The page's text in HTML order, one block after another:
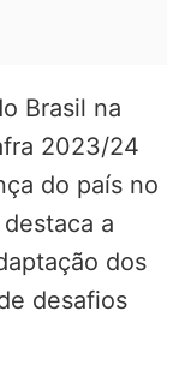
Brasil na
2023/24
do país no
a
dos
desafios